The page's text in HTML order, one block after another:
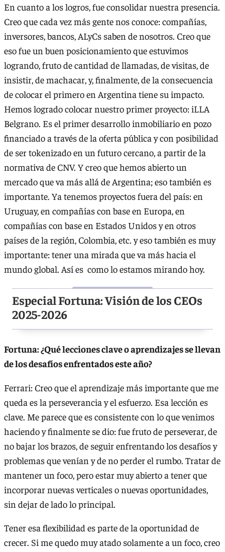
En cuanto a los logros, fue consolidar nuestra presencia.
Creo que cada vez más gente nos conoce: compañías,
inversores, bancos, ALyCs saben de nosotros. Creo que
eso fue un buen posicionamiento que estuvimos
logrando, fruto de cantidad de llamadas, de visitas, de
insistir, de machacar, y, finalmente, de la consecuencia
de colocar el primero en Argentina tiene su impacto.
Hemos logrado colocar nuestro primer proyecto: iLLA
Belgrano. Es el primer desarrollo inmobiliario en pozo
financiado a través de la oferta pública y con posibilidad
de ser tokenizado en un futuro cercano, a partir de la
normativa de CNV. Y creo que hemos abierto un
mercado que va más allá de Argentina; eso también es
importante. Ya tenemos proyectos fuera del país: en
Uruguay, en compañías con base en Europa, en
compañías con base en Estados Unidos y en otros
países de la región, Colombia, etc. y eso también es muy
importante: tener una mirada que va más hacia el
mundo global. Así es como lo estamos mirando hoy.
Especial Fortuna: Visión de los CEOs
2025-2026
Fortuna: ¿Qué lecciones clave o aprendizajes se llevan
de los desafíos enfrentados este año?
Ferrari: Creo que el aprendizaje más importante que me
queda es la perseverancia y el esfuerzo. Esa lección es
clave. Me parece que es consistente con lo que venimos
haciendo y finalmente se dio: fue fruto de perseverar, de
no bajar los brazos, de seguir enfrentando los desafíos y
problemas que venían y de no perder el rumbo. Tratar de
mantener un foco, pero estar muy abierto a tener que
incorporar nuevas verticales o nuevas oportunidades,
sin dejar de lado lo principal.
Tener esa flexibilidad es parte de la oportunidad de
crecer. Si me quedo muy atado solamente a un foco, creo